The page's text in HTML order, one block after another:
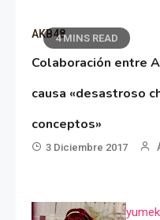
4 MINS READ
AKB48
Colaboración entre
causa «desastroso
conceptos»
3 Diciembre 2017